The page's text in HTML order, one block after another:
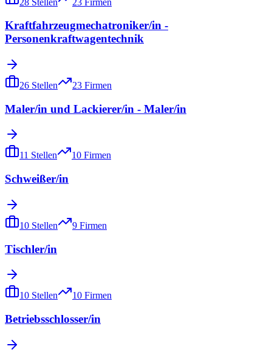
Kraftfahrzeugmechatroniker/in -
Personenkraftwagentechnik
26 Stellen 23 Firmen
Maler/in und Lackierer/in - Maler/in
11 Stellen 10 Firmen
Schweißer/in
10 Stellen 9 Firmen
Tischler/in
10 Stellen 10 Firmen
Betriebsschlosser/in